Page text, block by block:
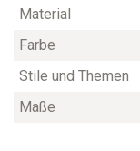
Material
Farbe
Stile und Themen
Maße